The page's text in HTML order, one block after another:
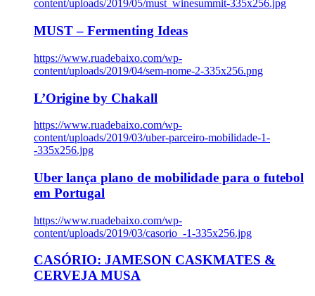
content/uploads/2019/05/must_winesummit-335x256.jpg
MUST – Fermenting Ideas
https://www.ruadebaixo.com/wp-
content/uploads/2019/04/sem-nome-2-335x256.png
L’Origine by Chakall
https://www.ruadebaixo.com/wp-
content/uploads/2019/03/uber-parceiro-mobilidade-1-
-335x256.jpg
Uber lança plano de mobilidade para o futebol
em Portugal
https://www.ruadebaixo.com/wp-
content/uploads/2019/03/casorio_-1-335x256.jpg
CASÓRIO: JAMESON CASKMATES &
CERVEJA MUSA